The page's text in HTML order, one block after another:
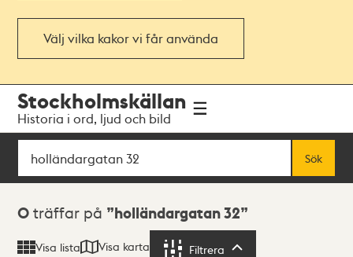
Välj vilka kakor vi får använda
navigationen
huvudinnehållet
Stockholmskällan
Historia i ord, ljud och bild
Sök
Sök
Sökresultat
0 träffar på holländargatan 32
Visa lista Visa karta Filtrera